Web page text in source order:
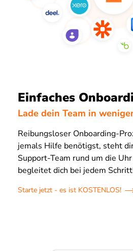
Einfaches
Lade dein Team in
Reibungsloser Onboarding-
jemals Hilfe benötigst, steht
Support-Team rund um die
begleitet dich bei jedem
Starte jetzt - es ist KOSTENLOS!